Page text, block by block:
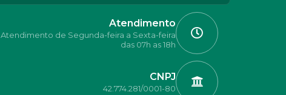
Atendimento
Atendimento de Segunda-feira a Sexta-feira
das 07h as 18h
CNPJ
42.774.281/0001-80